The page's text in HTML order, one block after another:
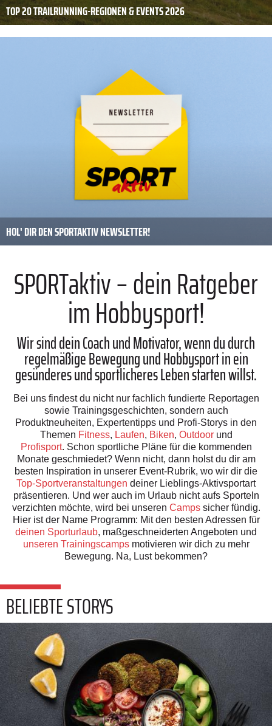
TOP 20 TRAILRUNNING-REGIONEN & EVENTS 2026
HOL' DIR DEN SPORTAKTIV NEWSLETTER!
SPORTaktiv – dein Ratgeber
im Hobbysport!
Wir sind dein Coach und Motivator, wenn du durch
regelmäßige Bewegung und Hobbysport in ein
gesünderes und sportlicheres Leben starten willst.
Bei uns findest du nicht nur fachlich fundierte Reportagen
sowie Trainingsgeschichten, sondern auch
Produktneuheiten, Expertentipps und Profi-Storys in den
Themen Fitness, Laufen, Biken, Outdoorund
Profisport. Schon sportliche Pläne für die kommenden
Monate geschmiedet? Wenn nicht, dann holst du dir am
besten Inspiration in unserer Event-Rubrik, wo wir dir die
Top-Sportveranstaltungen deiner Lieblings-Aktivsportart
präsentieren. Und wer auch im Urlaub nicht aufs Sporteln
verzichten möchte, wird bei unseren Campssicher fündig.
Hier ist der Name Programm: Mit den besten Adressen für
deinen Sporturlaub, maßgeschneiderten Angeboten und
unseren Trainingscamps motivieren wir dich zu mehr
Bewegung. Na, Lust bekommen?
BELIEBTE STORYS